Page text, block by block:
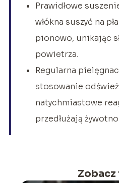
Prawidłowe
włókna suszyć na
pionowo, unikając
powietrza.
Regularna
stosowanie
natychmiastowe
przedłużają
Zobacz